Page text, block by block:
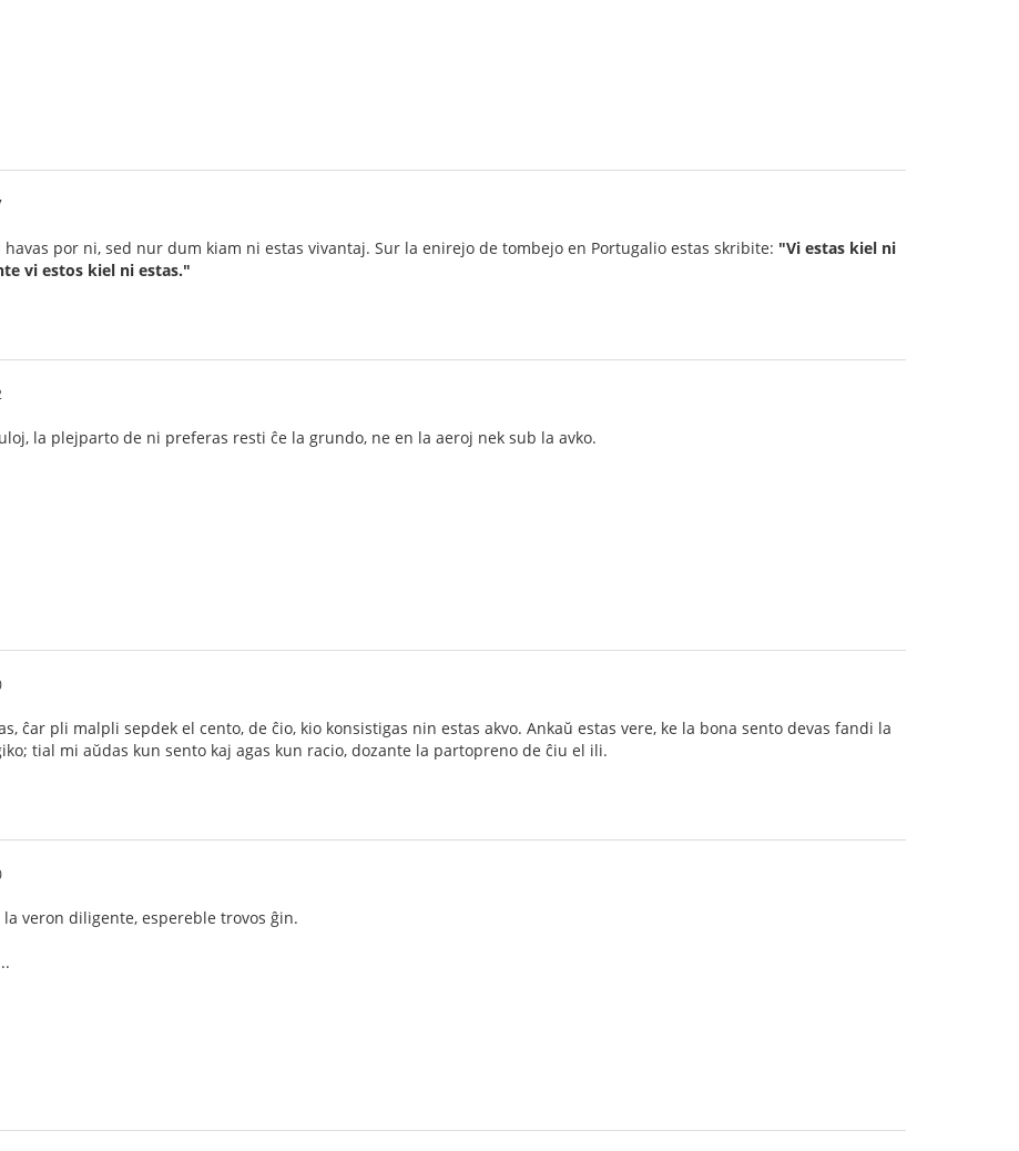
por ni, sed nur dum kiam ni estas vivantaj. Sur la enirejo de tombejo en Portugalio estas skribite: "Vi estas kiel ni
vi estos kiel ni estas."
la plejparto de ni preferas resti ĉe la grundo, ne en la aeroj nek sub la avko.
ĉar pli malpli sepdek el cento, de ĉio, kio konsistigas nin estas akvo. Ankaŭ estas vere, ke la bona sento devas fandi la
tial mi aŭdas kun sento kaj agas kun racio, dozante la partopreno de ĉiu el ili.
veron diligente, espereble trovos ĝin.